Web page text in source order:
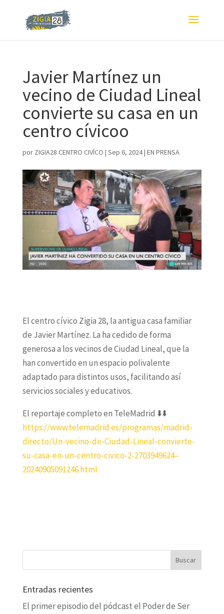
Javier Martínez un
vecino de Ciudad Lineal
convierte su casa en un
centro cívicoo
por ZIGIA28 CENTRO CIVÍCO | Sep 6, 2024| EN PRENSA
El centro cívico Zigia 28, la antigua casa familiar
de Javier Martínez. La ha cedido de forma
generosa a los vecinos de Ciudad Lineal, que la
han convertido en un espacio polivalente
adaptado para distintos usos, facilitando así
servicios sociales y educativos.
El reportaje completo en TeleMadrid ⬇️⬇️
https://www.telemadrid.es/programas/madrid-
directo/Un-vecino-de-Ciudad-Lineal-convierte-
su-casa-en-un-centro-civico-2-2703949624–
20240905091246.html
Entradas recientes
El primer episodio del pódcast el Poder de Ser